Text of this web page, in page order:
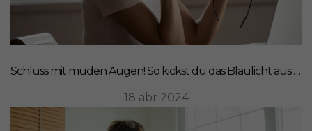
Schluss mit müden Augen! So kickst du das Blaulicht aus deinem Leben
18 abr 2024